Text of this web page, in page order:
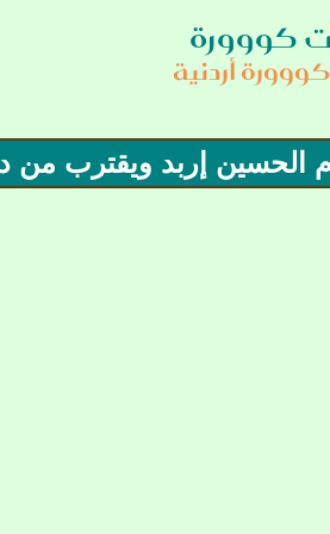
كووورة
أردنية
الحسين إربد ويقترب من